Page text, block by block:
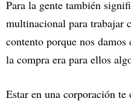
Para la gente también
multinacional para trabajar
contento porque nos
la compra era para ellos
Estar en una corporación